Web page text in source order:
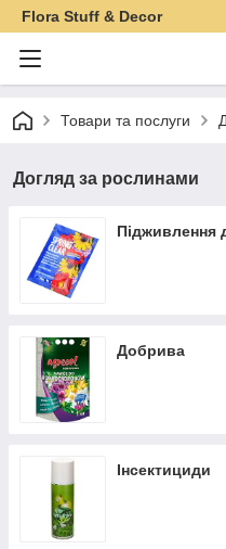
Flora Stuff & Decor
Товари та послуги
Догляд за рослинами
Підживлення
Добрива
Інсектициди